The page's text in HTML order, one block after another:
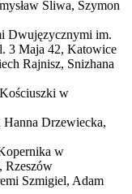
Śliwa, Szymon
Dwujęzycznymi im.
3 Maja 42, Katowice
Rajnisz, Snizhana
w
Drzewiecka,
w
Rzeszów
Szmigiel, Adam